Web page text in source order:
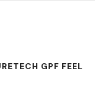
GPF FEEL